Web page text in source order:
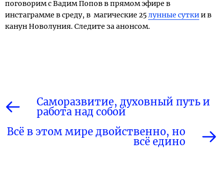
поговорим с Вадим Попов в прямом эфире в
инстаграмме в среду, в магические 25лунные суткии в
канун Новолуния. Следите за анонсом.
Саморазвитие, духовный путь и
работа над собой
Всё в этом мире двойственно, но
всё едино